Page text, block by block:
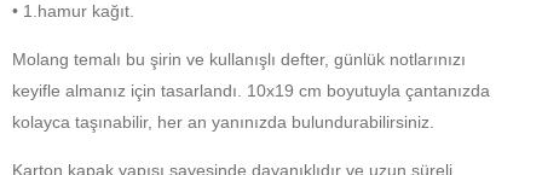
• 1.hamur kağıt.
Molang temalı bu şirin ve kullanışlı defter, günlük notlarınızı
keyifle almanız için tasarlandı. 10x19 cm boyutuyla çantanızda
kolayca taşınabilir, her an yanınızda bulundurabilirsiniz.
Karton kapak yapısı sayesinde dayanıklıdır ve uzun süreli